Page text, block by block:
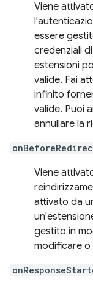
Viene
essere
credenziali
estensioni
valide. Fai
infinito
valide. Puoi
annullare la
Viene
attivato da
gestito in
modificare o